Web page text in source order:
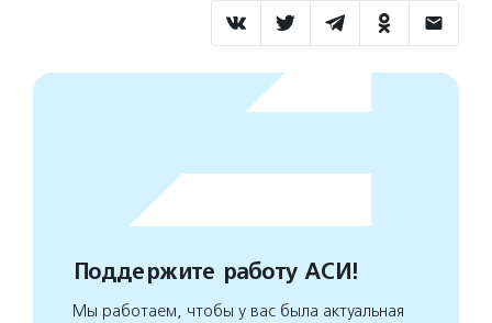
Поддержите работу АСИ!
Мы работаем, чтобы у вас была актуальная